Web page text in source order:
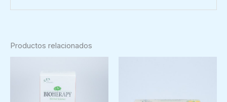
Productos relacionados